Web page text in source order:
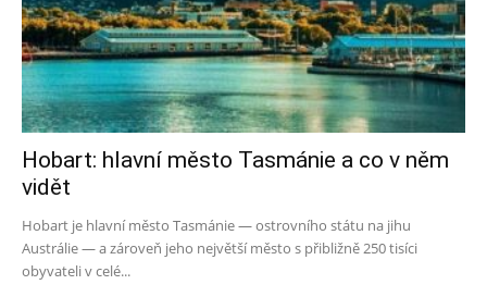
Hobart: hlavní město Tasmánie a co v něm
vidět
Hobart je hlavní město Tasmánie — ostrovního státu na jihu
Austrálie — a zároveň jeho největší město s přibližně 250 tisíci
obyvateli v celé...